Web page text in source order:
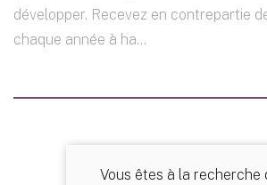
développer. Recevez en contrepartie
chaque année à ha...
Vous êtes à la recherche